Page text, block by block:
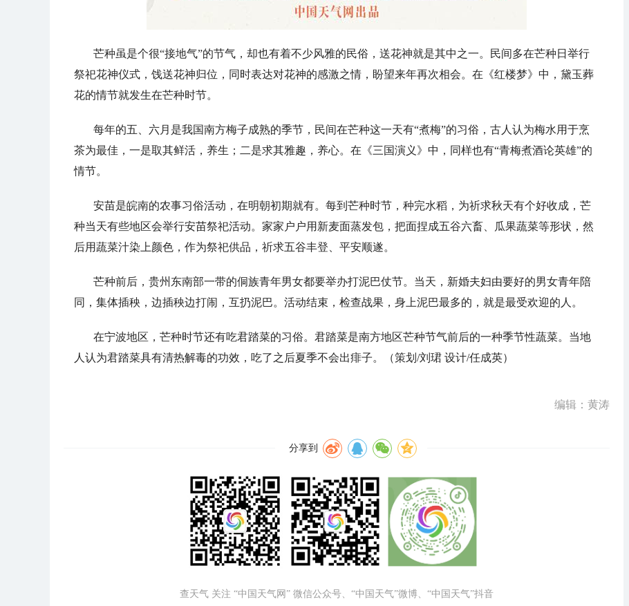
芒种虽是个很“接地气”的节气，却也有着不少风雅的民俗，送花神就是其中之一。民间多在芒种日举行
祭祀花神仪式，饯送花神归位，同时表达对花神的感激之情，盼望来年再次相会。在《红楼梦》中，黛玉葬
花的情节就发生在芒种时节。
每年的五、六月是我国南方梅子成熟的季节，民间在芒种这一天有“煮梅”的习俗，古人认为梅水用于烹
茶为最佳，一是取其鲜活，养生；二是求其雅趣，养心。在《三国演义》中，同样也有“青梅煮酒论英雄”的
情节。
安苗是皖南的农事习俗活动，在明朝初期就有。每到芒种时节，种完水稻，为祈求秋天有个好收成，芒
种当天有些地区会举行安苗祭祀活动。家家户户用新麦面蒸发包，把面捏成五谷六畜、瓜果蔬菜等形状，然
后用蔬菜汁染上颜色，作为祭祀供品，祈求五谷丰登、平安顺遂。
芒种前后，贵州东南部一带的侗族青年男女都要举办打泥巴仗节。当天，新婚夫妇由要好的男女青年陪
同，集体插秧，边插秧边打闹，互扔泥巴。活动结束，检查战果，身上泥巴最多的，就是最受欢迎的人。
在宁波地区，芒种时节还有吃君踏菜的习俗。君踏菜是南方地区芒种节气前后的一种季节性蔬菜。当地
人认为君踏菜具有清热解毒的功效，吃了之后夏季不会出痱子。（策划/刘珺 设计/任成英）
编辑：黄涛
分享到
查天气 关注 “中国天气网” 微信公众号、“中国天气”微博、“中国天气”抖音